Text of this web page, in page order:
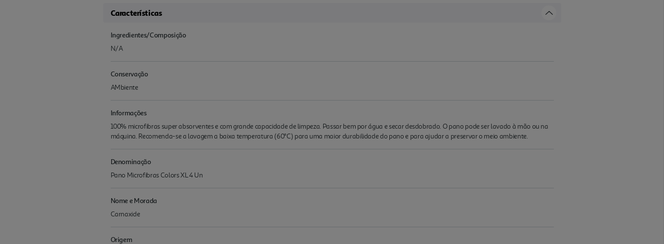
Características
Ingredientes/Composição
N/A
Conservação
AMbiente
Informações
100% microfibras super absorventes e com grande capacidade de limpeza. Passar bem por água e secar desdobrado. O pano pode ser lavado à mão ou na
máquina. Recomenda-se a lavagem a baixa temperatura (60°C) para uma maior durabilidade do pano e para ajudar a preservar o meio ambiente.
Denominação
Pano Microfibras Colors XL 4 Un
Nome e Morada
Carnaxide
Origem